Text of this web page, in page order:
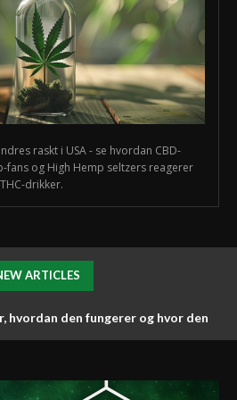
raskt i USA - se hvordan CBD-
fans og High Hemp seltzers reagerer
drikker.
ARTICLES
hvordan den fungerer og hvor den